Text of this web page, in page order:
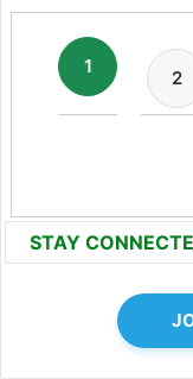
1
2
STAY